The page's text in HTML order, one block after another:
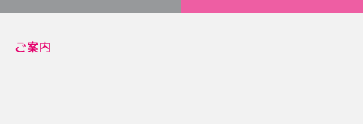
ご案内